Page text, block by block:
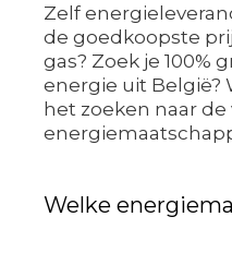
Zelf
de goedkoopste
gas? Zoek je 100%
energie uit België?
het zoeken naar
Welke